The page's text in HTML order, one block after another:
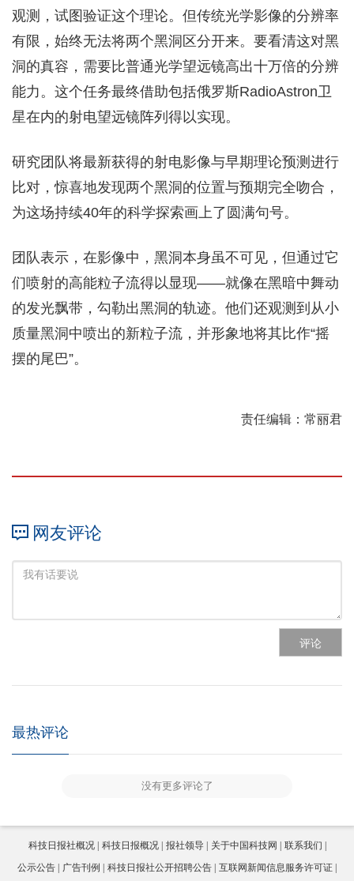
观测，试图验证这个理论。但传统光学影像的分辨率
有限，始终无法将两个黑洞区分开来。要看清这对黑
洞的真容，需要比普通光学望远镜高出十万倍的分辨
能力。这个任务最终借助包括俄罗斯RadioAstron卫
星在内的射电望远镜阵列得以实现。
研究团队将最新获得的射电影像与早期理论预测进行
比对，惊喜地发现两个黑洞的位置与预期完全吻合，
为这场持续40年的科学探索画上了圆满句号。
团队表示，在影像中，黑洞本身虽不可见，但通过它
们喷射的高能粒子流得以显现——就像在黑暗中舞动
的发光飘带，勾勒出黑洞的轨迹。他们还观测到从小
质量黑洞中喷出的新粒子流，并形象地将其比作“摇
摆的尾巴”。
责任编辑：常丽君
网友评论
评论
最热评论
没有更多评论了
科技日报社概况 科技日报概况 报社领导 关于中国科技网
联系我们
公示公告
广告刊例 科技日报社公开招聘公告 互联网新闻信息服务许可证